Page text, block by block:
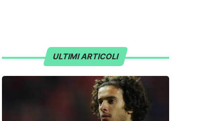
ULTIMI ARTICOLI